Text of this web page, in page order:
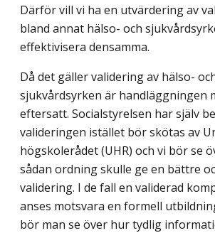
Därför vill vi ha en utvärdering av
bland annat hälso- och
effektivisera densamma.
Då det gäller validering av hälso-
sjukvårdsyrken är handläggningen
eftersatt. Socialstyrelsen har själv
valideringen istället bör skötas av
högskolerådet (UHR) och vi bör se
sådan ordning skulle ge en bättre
validering. I de fall en validerad
anses motsvara en formell
bör man se över hur tydlig